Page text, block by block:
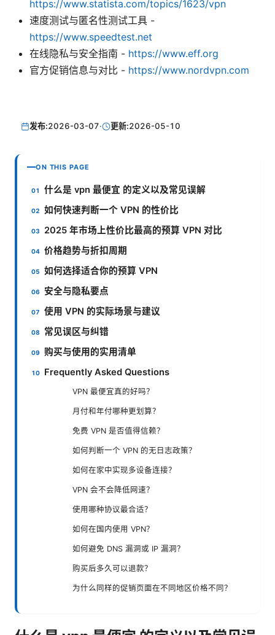
https://www.statista.com/topics/1623/vpn
速度测试与匿名性测试工具 -
https://www.speedtest.net
在线隐私与安全指南 - https://www.eff.org
官方促销信息与对比 - https://www.nordvpn.com
发布:2026-03-07· 更新:2026-05-10
ON THIS PAGE
什么是 vpn 最便宜 的定义以及常见误解
如何快速判断一个 VPN 的性价比
2025 年市场上性价比最高的预算 VPN 对比
价格趋势与折扣周期
如何选择适合你的预算 VPN
安全与隐私要点
使用 VPN 的实际场景与建议
常见误区与纠错
购买与使用的实用清单
Frequently Asked Questions
VPN 最便宜真的好吗？
月付和年付哪种更划算？
免费 VPN 是否值得信赖？
如何判断一个 VPN 的无日志政策？
如何在家中实现多设备连接？
VPN 会不会降低网速？
使用哪种协议最合适？
如何在国内使用 VPN？
如何避免 DNS 漏洞或 IP 漏洞？
购买后多久可以退款？
为什么同样的促销页面在不同地区价格不同？